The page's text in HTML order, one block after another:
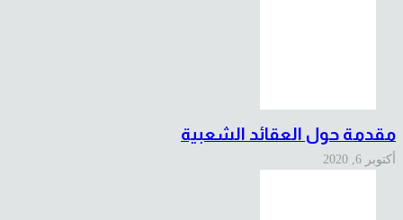
مقدمة حول العقائد الشعبية
أكتوبر 6, 2020